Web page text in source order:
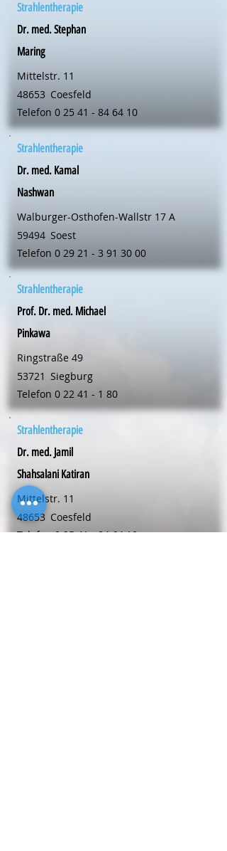
Strahlentherapie
Dr. med. Stephan
Maring
Mittelstr. 11
48653 Coesfeld
Telefon 0 25 41 - 84 64 10
Strahlentherapie
Dr. med. Kamal
Nashwan
Walburger-Osthofen-Wallstr 17 A
59494 Soest
Telefon 0 29 21 - 3 91 30 00
Strahlentherapie
Prof. Dr. med. Michael
Pinkawa
Ringstraße 49
53721 Siegburg
Telefon 0 22 41 - 1 80
Strahlentherapie
Dr. med. Jamil
Shahsalani Katiran
Mittelstr. 11
48653 Coesfeld
Telefon0 25 41 - 84 64 10